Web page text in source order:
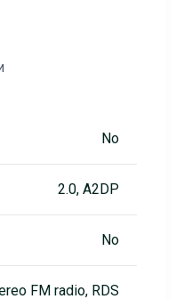
No
2.0, A2DP
No
FM radio, RDS